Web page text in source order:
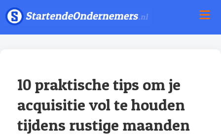
10 praktische tips om je
acquisitie vol te houden
tijdens rustige maanden